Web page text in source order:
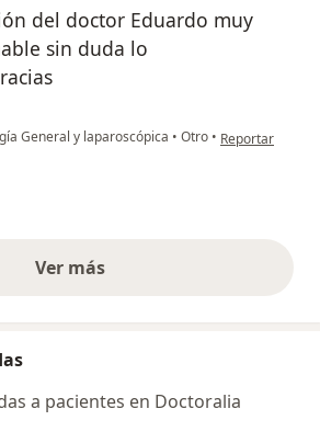
del doctor Eduardo muy
sin duda lo
General y laparoscópica • Otro • en opinión del
Reportar
Ver másopiniones anteriores
a pacientes en Doctoralia